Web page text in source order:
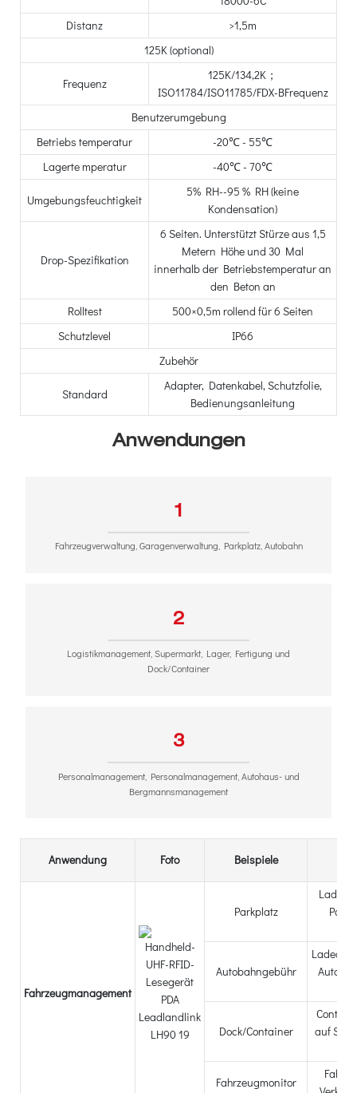
Distanz
>1,5m
125K (optional)
Frequenz
125K/134,2K；
ISO11784/ISO11785/FDX-BFrequenz
Benutzerumgebung
Betriebs temperatur
-20℃ - 55℃
Lagerte mperatur
-40℃ - 70℃
Umgebungsfeuchtigkeit
5% RH--95 % RH (keine
Kondensation)
Drop-Spezifikation
6 Seiten. Unterstützt Stürze aus 1,5
Metern Höhe und 30 Mal
innerhalb der Betriebstemperatur an
den Beton an
Rolltest
500×0,5m rollend für 6 Seiten
Schutzlevel
IP66
Zubehör
Standard
Adapter, Datenkabel, Schutzfolie,
Bedienungsanleitung
Anwendungen
1
Fahrzeugverwaltung, Garagenverwaltung, Parkplatz, Autobahn
2
Logistikmanagement, Supermarkt, Lager, Fertigung und
Dock/Container
3
Personalmanagement, Personalmanagement, Autohaus- und
Bergmannsmanagement
Anwendung Foto Beispiele
Fahrzeugmanagement
Parkplatz
Autobahngebühr
Dock/Container
auf
Fahrzeugmonitor